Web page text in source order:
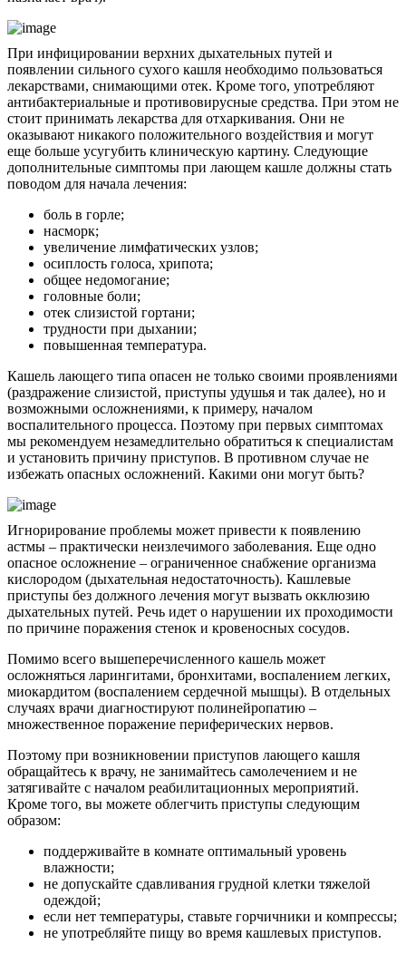
При инфицировании верхних дыхательных путей и
появлении сильного сухого кашля необходимо пользоваться
лекарствами, снимающими отек. Кроме того, употребляют
антибактериальные и противовирусные средства. При этом не
стоит принимать лекарства для отхаркивания. Они не
оказывают никакого положительного воздействия и могут
еще больше усугубить клиническую картину. Следующие
дополнительные симптомы при лающем кашле должны стать
поводом для начала лечения:
боль в горле;
насморк;
увеличение лимфатических узлов;
осиплость голоса, хрипота;
общее недомогание;
головные боли;
отек слизистой гортани;
трудности при дыхании;
повышенная температура.
Кашель лающего типа опасен не только своими проявлениями
(раздражение слизистой, приступы удушья и так далее), но и
возможными осложнениями, к примеру, началом
воспалительного процесса. Поэтому при первых симптомах
мы рекомендуем незамедлительно обратиться к специалистам
и установить причину приступов. В противном случае не
избежать опасных осложнений. Какими они могут быть?
Игнорирование проблемы может привести к появлению
астмы – практически неизлечимого заболевания. Еще одно
опасное осложнение – ограниченное снабжение организма
кислородом (дыхательная недостаточность). Кашлевые
приступы без должного лечения могут вызвать окклюзию
дыхательных путей. Речь идет о нарушении их проходимости
по причине поражения стенок и кровеносных сосудов.
Помимо всего вышеперечисленного кашель может
осложняться ларингитами, бронхитами, воспалением легких,
миокардитом (воспалением сердечной мышцы). В отдельных
случаях врачи диагностируют полинейропатию –
множественное поражение периферических нервов.
Поэтому при возникновении приступов лающего кашля
обращайтесь к врачу, не занимайтесь самолечением и не
затягивайте с началом реабилитационных мероприятий.
Кроме того, вы можете облегчить приступы следующим
образом:
поддерживайте в комнате оптимальный уровень
влажности;
не допускайте сдавливания грудной клетки тяжелой
одеждой;
если нет температуры, ставьте горчичники и компрессы;
не употребляйте пищу во время кашлевых приступов.